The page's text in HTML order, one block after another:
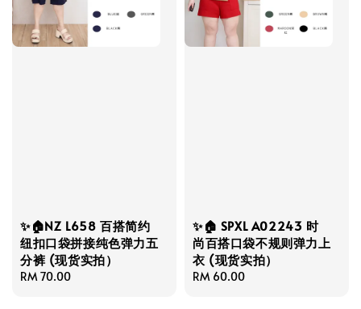
✨🏠NZ L658 百搭简约
纽扣口袋拼接纯色弹力五
分裤 (现货实拍）
Regular
RM 70.00
✨🏠 SPXL A02243 时
尚百搭口袋不规则弹力上
衣 (现货实拍）
Regular
RM 60.00